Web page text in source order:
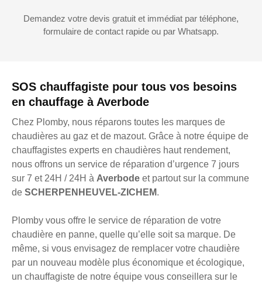
SOS chauffagiste pour tous vos besoins
en chauffage à Averbode
Chez Plomby, nous réparons toutes les marques de
chaudières au gaz et de mazout. Grâce à notre équipe de
chauffagistes experts en chaudières haut rendement,
nous offrons un service de réparation d’urgence 7 jours
sur 7 et 24H / 24H à Averbode et partout sur la commune
de SCHERPENHEUVEL-ZICHEM.
Plomby vous offre le service de réparation de votre
chaudière en panne, quelle qu’elle soit sa marque. De
même, si vous envisagez de remplacer votre chaudière
par un nouveau modèle plus économique et écologique,
un chauffagiste de notre équipe vous conseillera sur le
Demandez votre devis gratuit et immédiat par téléphone,
formulaire de contact rapide ou par Whatsapp.